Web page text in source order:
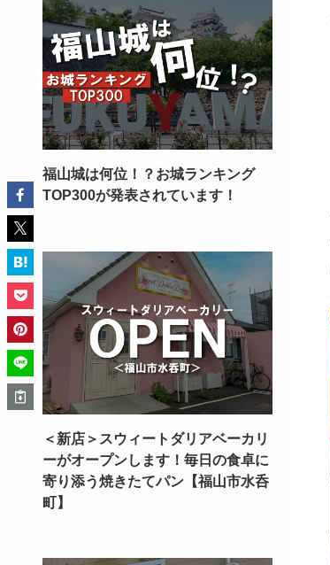
福山城は何位！？お城ランキング
TOP300が発表されています！
＜新店＞スウィートダリアベーカリ
ーがオープンします！毎日の食卓に
寄り添う焼きたてパン【福山市水呑
町】